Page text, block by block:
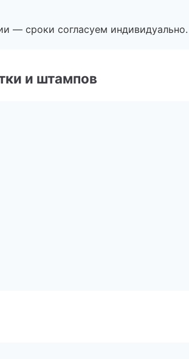
— сроки согласуем индивидуально.
и штампов